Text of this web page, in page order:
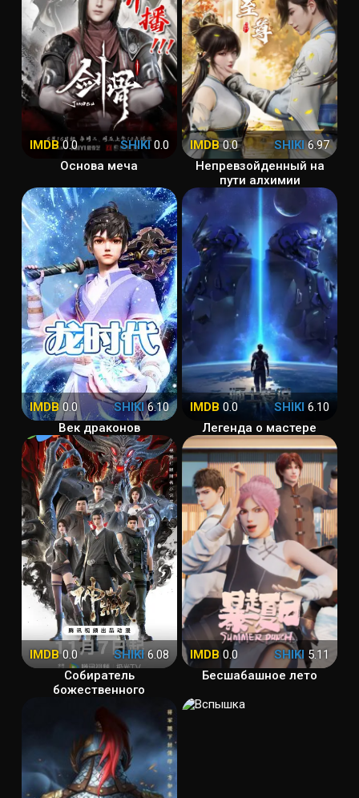
IMDB0.0 SHIKI0.0
Основа меча
IMDB0.0 SHIKI6.97
Непревзойденный на
пути алхимии
IMDB0.0 SHIKI6.10
Век драконов
IMDB 0.0 SHIKI 6.10
Легенда о мастере
IMDB0.0 SHIKI6.08
Собиратель
божественного
IMDB 0.0 SHIKI 5.11
Бесшабашное лето